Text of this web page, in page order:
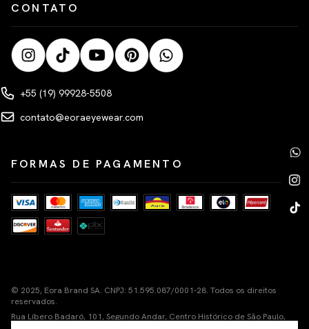
CONTATO
+55 (19) 99928-5508
contato@eoraeyewear.com
FORMAS DE PAGAMENTO
© 2025, Eora Brand SA. CNPJ: 51.595.087/0001-28. Todos os direitos
reservados.
Rua Líbero Badaró, 101, Segundo Andar, Centro Histórico de São Paulo,